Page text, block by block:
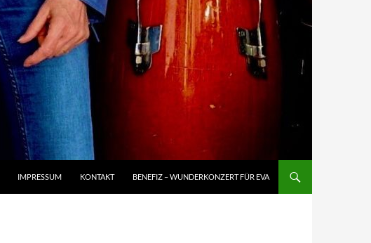
IMPRESSUM KONTAKT BENEFIZ – WUNDERKONZERT FÜR EVA